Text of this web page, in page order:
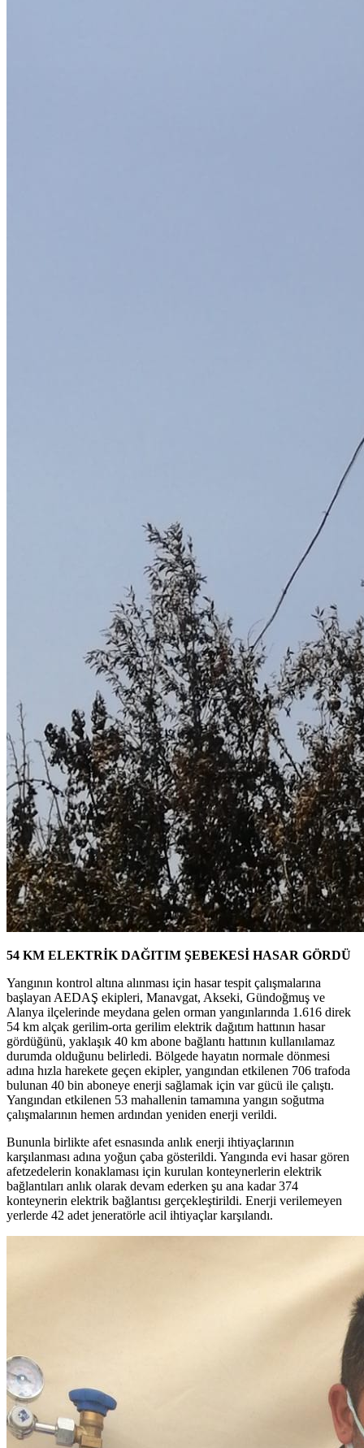
54 KM ELEKTRİK DAĞITIM ŞEBEKESİ HASAR GÖRDÜ
Yangının kontrol altına alınması için hasar tespit çalışmalarına
başlayan AEDAŞ ekipleri, Manavgat, Akseki, Gündoğmuş ve
Alanya ilçelerinde meydana gelen orman yangınlarında 1.616 direk
54 km alçak gerilim-orta gerilim elektrik dağıtım hattının hasar
gördüğünü, yaklaşık 40 km abone bağlantı hattının kullanılamaz
durumda olduğunu belirledi. Bölgede hayatın normale dönmesi
adına hızla harekete geçen ekipler, yangından etkilenen 706 trafoda
bulunan 40 bin aboneye enerji sağlamak için var gücü ile çalıştı.
Yangından etkilenen 53 mahallenin tamamına yangın soğutma
çalışmalarının hemen ardından yeniden enerji verildi.
Bununla birlikte afet esnasında anlık enerji ihtiyaçlarının
karşılanması adına yoğun çaba gösterildi. Yangında evi hasar gören
afetzedelerin konaklaması için kurulan konteynerlerin elektrik
bağlantıları anlık olarak devam ederken şu ana kadar 374
konteynerin elektrik bağlantısı gerçekleştirildi. Enerji verilemeyen
yerlerde 42 adet jeneratörle acil ihtiyaçlar karşılandı.